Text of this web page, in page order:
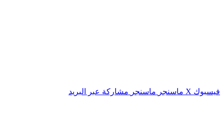
فيسبوك ‫X ماسنجر ماسنجر مشاركة عبر البريد